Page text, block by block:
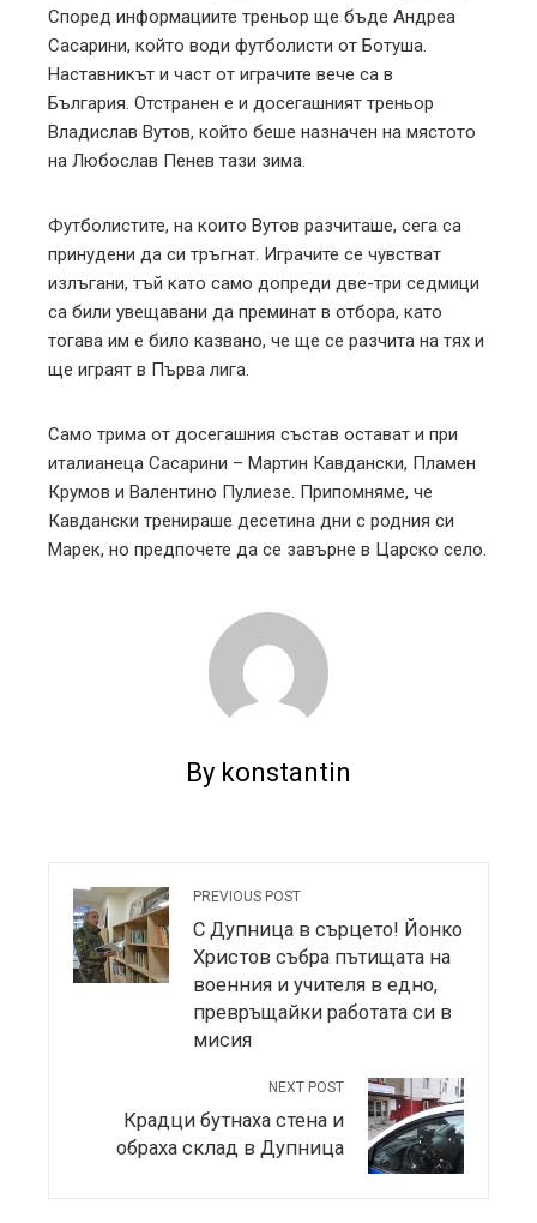
Според информациите треньор ще бъде Андреа
Сасарини, който води футболисти от Ботуша.
Наставникът и част от играчите вече са в
България. Отстранен е и досегашният треньор
Владислав Вутов, който беше назначен на мястото
на Любослав Пенев тази зима.
Футболистите, на които Вутов разчиташе, сега са
принудени да си тръгнат. Играчите се чувстват
излъгани, тъй като само допреди две-три седмици
са били увещавани да преминат в отбора, като
тогава им е било казвано, че ще се разчита на тях и
ще играят в Първа лига.
Само трима от досегашния състав остават и при
италианеца Сасарини – Мартин Кавдански, Пламен
Крумов и Валентино Пулиезе. Припомняме, че
Кавдански тренираше десетина дни с родния си
Марек, но предпочете да се завърне в Царско село.
By konstantin
PREVIOUS POST
С Дупница в сърцето! Йонко
Христов събра пътищата на
военния и учителя в едно,
превръщайки работата си в
мисия
NEXT POST
Крадци бутнаха стена и
обраха склад в Дупница